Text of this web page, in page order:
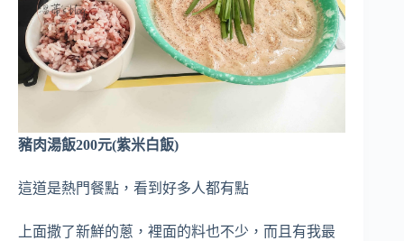
豬肉湯飯200元(紫米白飯)
這道是熱門餐點，看到好多人都有點
上面撒了新鮮的蔥，裡面的料也不少，而且有我最